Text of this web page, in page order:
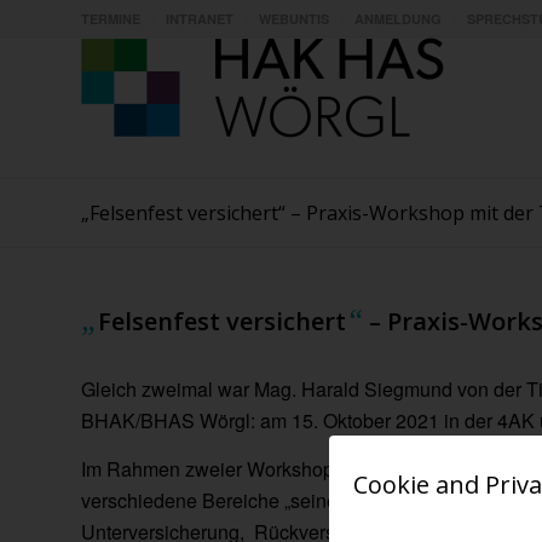
Cookie and
„Felsenfest versichert“ – Praxis-Workshop mit
„ Felsenfest versichert“ – Praxis-
Gleich zweimal war Mag. Harald Siegmund von der
BHAK/BHAS Wörgl: am 15. Oktober 2021 in der
Im Rahmen zweier Workshops vermittelte er den
verschiedene Bereiche „seiner“ Branche: Geschichte
Unterversicherung, Rückversicherung etc.